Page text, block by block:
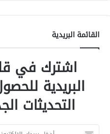
القائمة البريدية
اشترك في
البريدية
التحديثات
أ